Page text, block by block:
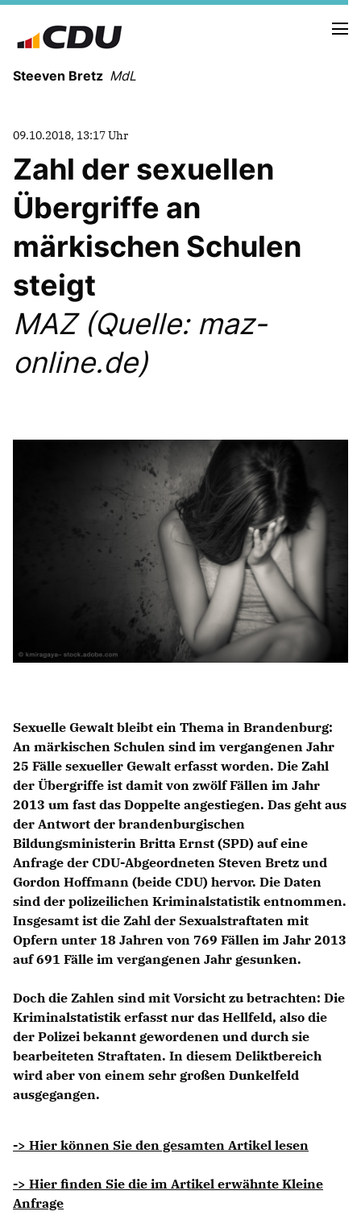
Steeven Bretz MdL
VITA
WAHLKREISBESUCHE
PRESSEFOTOS
MEIN BÜRGERBÜRO
MEIN WAHLKREIS
ZIELE
Redebeiträge
Anträge CDU
CDU Deutschland
CDU Fraktion im Brandenburger Landtag
CDU Brandenburg
CDU Potsdam
09.10.2018, 13:17 Uhr
Zahl der sexuellen
Übergriffe an
märkischen Schulen
steigt
MAZ (Quelle: maz-
online.de)
Sexuelle Gewalt bleibt ein Thema in Brandenburg:
An märkischen Schulen sind im vergangenen Jahr
25 Fälle sexueller Gewalt erfasst worden. Die Zahl
der Übergriffe ist damit von zwölf Fällen im Jahr
2013 um fast das Doppelte angestiegen. Das geht aus
der Antwort der brandenburgischen
Bildungsministerin Britta Ernst (SPD) auf eine
Anfrage der CDU-Abgeordneten Steven Bretz und
Gordon Hoffmann (beide CDU) hervor. Die Daten
sind der polizeilichen Kriminalstatistik entnommen.
Insgesamt ist die Zahl der Sexualstraftaten mit
Opfern unter 18 Jahren von 769 Fällen im Jahr 2013
auf 691 Fälle im vergangenen Jahr gesunken.
Doch die Zahlen sind mit Vorsicht zu betrachten: Die
Kriminalstatistik erfasst nur das Hellfeld, also die
der Polizei bekannt gewordenen und durch sie
bearbeiteten Straftaten. In diesem Deliktbereich
wird aber von einem sehr großen Dunkelfeld
ausgegangen.
-> Hier können Sie den gesamten Artikel lesen
-> Hier finden Sie die im Artikel erwähnte Kleine
Anfrage